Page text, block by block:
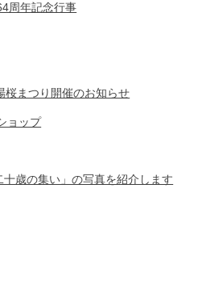
周年記念行事
まつり開催のお知らせ
ョップ
歳の集い」の写真を紹介します